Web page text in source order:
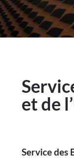
et de
Service des